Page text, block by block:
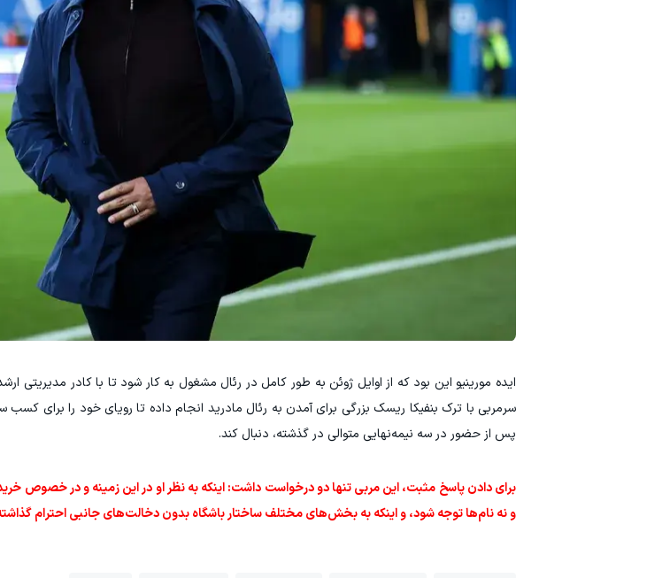
ایده مورینیو این بود که از اوایل ژوئن به طور کامل در رئال مشغول به کار شود تا با کادر مدیریتی
سرمربی با ترک بنفیکا ریسک بزرگی برای آمدن به رئال مادرید انجام داده تا رویای خود را برای کسب
پس از حضور در سه نیمه‌نهایی متوالی در گذشته، دنبال کند.
برای دادن پاسخ مثبت، این مربی تنها دو درخواست داشت: اینکه به نظر او در این زمینه و در خصوص
و نه نام‌ها توجه شود، و اینکه به بخش‌های مختلف ساختار باشگاه بدون دخالت‌های جانبی احترام